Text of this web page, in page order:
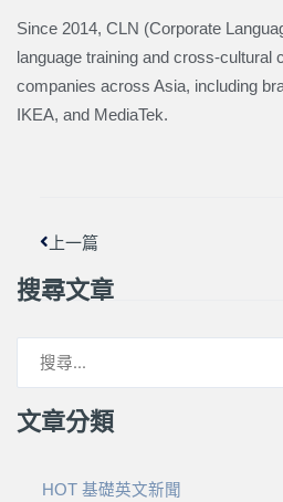
Since 2014, CLN (Corporate
language training and cross-
companies across Asia, including
IKEA, and MediaTek.
上一篇
搜尋文章
文章分類
HOT 基礎英文新聞